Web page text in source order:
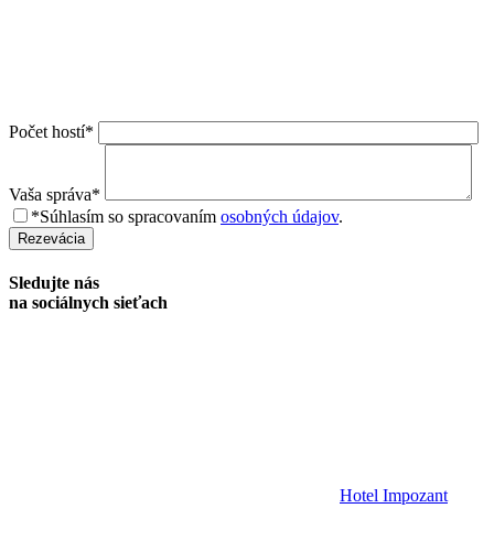
Počet hostí*
Vaša správa*
*Súhlasím so spracovaním osobných údajov.
Rezevácia
Sledujte nás
na sociálnych sieťach
Hotel Impozant